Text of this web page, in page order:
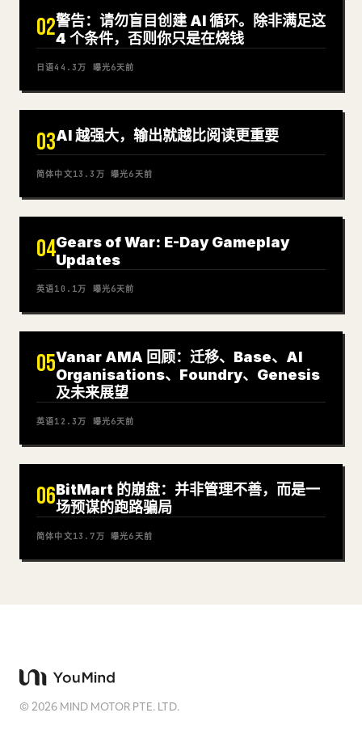
02警告：请勿盲目创建 AI 循环。除非满足这
4 个条件，否则你只是在烧钱
日语44.3万 曝光6天前
03AI 越强大，输出就越比阅读更重要
简体中文13.3万 曝光6天前
04Gears of War: E-Day Gameplay
Updates
英语10.1万 曝光6天前
05Vanar AMA 回顾：迁移、Base、AI
Organisations、Foundry、Genesis
及未来展望
英语12.3万 曝光6天前
06BitMart 的崩盘：并非管理不善，而是一
场预谋的跑路骗局
简体中文13.7万 曝光6天前
©2026 MIND MOTOR PTE. LTD.